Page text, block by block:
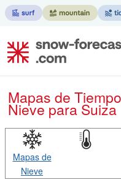
Mapas de Tiempo y Condiciones de
Nievepara Suiza
Mapas de
Nieve